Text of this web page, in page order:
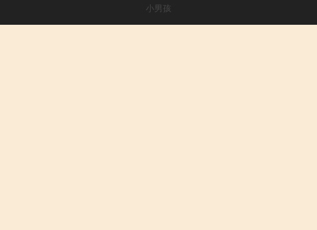
小男孩